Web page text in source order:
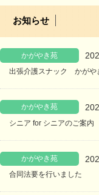
お知らせ
かがやき苑
出張介護スナック かがや
かがやき苑
シニア for シニアのご案内
かがやき苑
合同法要を行いました